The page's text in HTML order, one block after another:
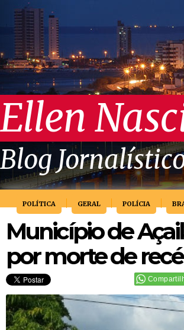
Ellen
Blog
POLÍTICA GERAL POLÍCIA
Município de
por morte de